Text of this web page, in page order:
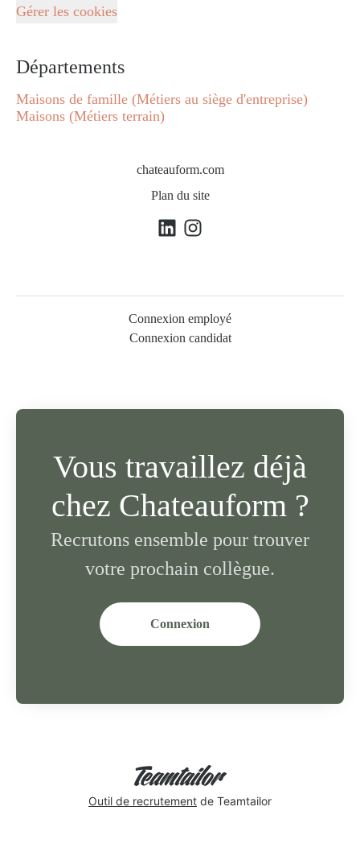
Gérer les cookies
Départements
Maisons de famille (Métiers au siège d'entreprise)
Maisons (Métiers terrain)
chateauform.com
Plan du site
Connexion employé
Connexion candidat
Vous travaillez déjà
chez Chateauform ?
Recrutons ensemble pour trouver
votre prochain collègue.
Connexion
Outil de recrutement de Teamtailor